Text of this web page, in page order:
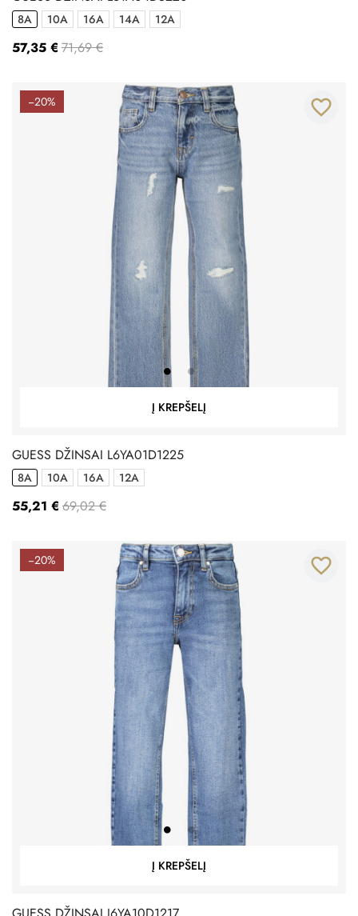
8A 10A 16A 14A 12A
57,35 € 71,69 €
−20%
Į KREPŠELĮ
favorite_border
GUESS DŽINSAI L6YA01D1225
8A 10A 16A 12A
55,21 € 69,02 €
−20%
Į KREPŠELĮ
favorite_border